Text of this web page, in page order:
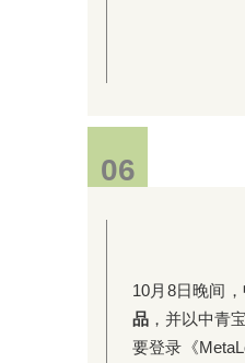
06
10月8日晚间，
品 ，并以中青
要登录《